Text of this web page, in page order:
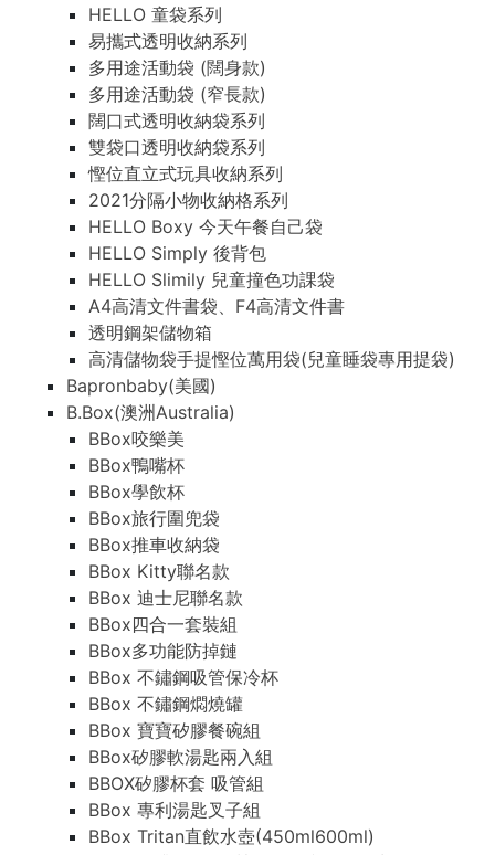
HELLO 童袋系列
易攜式透明收納系列
多用途活動袋 (闊身款)
多用途活動袋 (窄長款)
闊口式透明收納袋系列
雙袋口透明收納袋系列
慳位直立式玩具收納系列
2021分隔小物收納格系列
HELLO Boxy 今天午餐自己袋
HELLO Simply 後背包
HELLO Slimily 兒童撞色功課袋
A4高清文件書袋、F4高清文件書
透明鋼架儲物箱
高清儲物袋手提慳位萬用袋(兒童睡袋專用提袋)
Bapronbaby(美國)
B.Box(澳洲Australia)
BBox咬樂美
BBox鴨嘴杯
BBox學飲杯
BBox旅行圍兜袋
BBox推車收納袋
BBox Kitty聯名款
BBox 迪士尼聯名款
BBox四合一套裝組
BBox多功能防掉鏈
BBox 不鏽鋼吸管保冷杯
BBox 不鏽鋼燜燒罐
BBox 寶寶矽膠餐碗組
BBox矽膠軟湯匙兩入組
BBOX矽膠杯套 吸管組
BBox 專利湯匙叉子組
BBox Tritan直飲水壺(450ml600ml)